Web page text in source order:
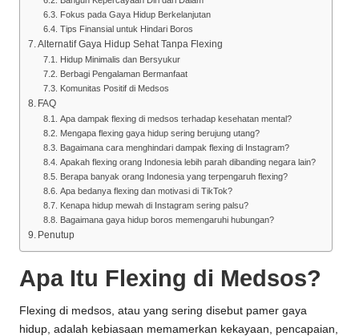
Fokus pada Gaya Hidup Berkelanjutan
Tips Finansial untuk Hindari Boros
Alternatif Gaya Hidup Sehat Tanpa Flexing
Hidup Minimalis dan Bersyukur
Berbagi Pengalaman Bermanfaat
Komunitas Positif di Medsos
FAQ
Apa dampak flexing di medsos terhadap kesehatan mental?
Mengapa flexing gaya hidup sering berujung utang?
Bagaimana cara menghindari dampak flexing di Instagram?
Apakah flexing orang Indonesia lebih parah dibanding negara lain?
Berapa banyak orang Indonesia yang terpengaruh flexing?
Apa bedanya flexing dan motivasi di TikTok?
Kenapa hidup mewah di Instagram sering palsu?
Bagaimana gaya hidup boros memengaruhi hubungan?
Penutup
Apa Itu Flexing di Medsos?
Flexing di medsos, atau yang sering disebut pamer gaya
hidup, adalah kebiasaan memamerkan kekayaan, pencapaian,